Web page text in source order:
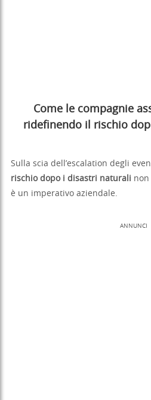
Come le compagnie
ridefinendo il rischio
Sulla scia dell’escalation degli
rischio dopo i disastri naturali non
è un imperativo aziendale.
ANNUNCI